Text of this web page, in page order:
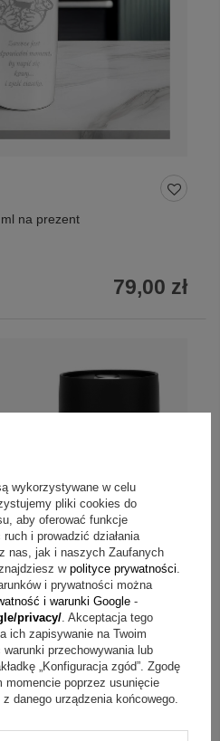
na prezent
79,00 zł
wykorzystywane w celu
pliki cookies do
aby oferować funkcje
i prowadzić działania
nas, jak i naszych Zaufanych
w polityce prywatności.
i prywatności można
i warunki Google -
privacy/. Akceptacja tego
ich zapisywanie na Twoim
przechowywania lub
„Konfiguracja zgód”. Zgodę
poprzez usunięcie
danego urządzenia końcowego.